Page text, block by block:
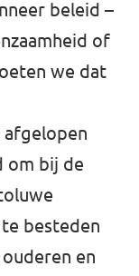
beleid –
of
we dat
afgelopen
om bij de
besteden
en